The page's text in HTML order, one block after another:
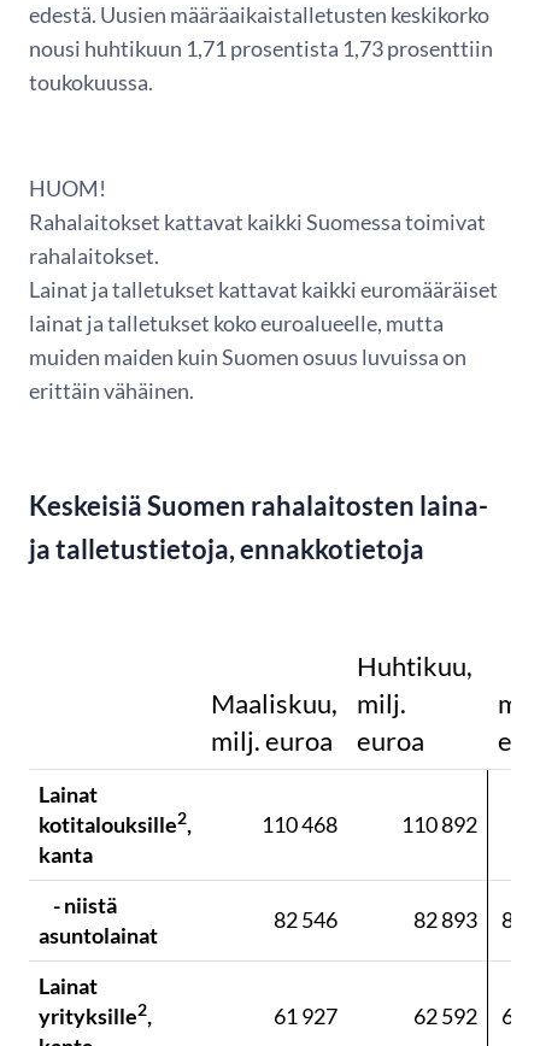
edestä. Uusien määräaikaistalletusten keskikorko
nousi huhtikuun 1,71 prosentista 1,73 prosenttiin
toukokuussa.
HUOM!
Rahalaitokset kattavat kaikki Suomessa toimivat
rahalaitokset.
Lainat ja talletukset kattavat kaikki euromääräiset
lainat ja talletukset koko euroalueelle, mutta
muiden maiden kuin Suomen osuus luvuissa on
erittäin vähäinen.
Keskeisiä Suomen rahalaitosten laina-
ja talletustietoja, ennakkotietoja
Maaliskuu,
milj. euroa
Huhtikuu,
milj.
euroa
Lainat
kotitalouksille2,
kanta
110 468 110 892
- niistä
asuntolainat
82 546 82 893 83
Lainat
yrityksille2,
61 927 62 592 62